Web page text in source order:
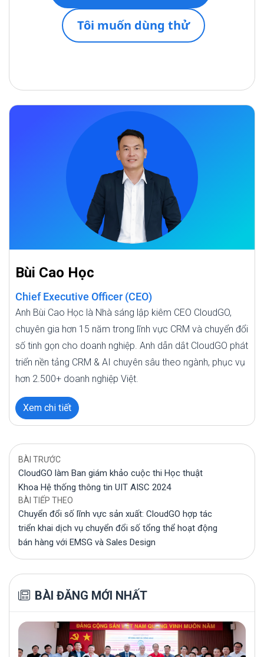
Tôi muốn dùng thử
Bùi Cao Học
Chief Executive Officer (CEO)
Anh Bùi Cao Học là Nhà sáng lập kiêm CEO CloudGO,
chuyên gia hơn 15 năm trong lĩnh vực CRM và chuyển đổi
số tinh gọn cho doanh nghiệp. Anh dẫn dắt CloudGO phát
triển nền tảng CRM & AI chuyên sâu theo ngành, phục vụ
hơn 2.500+ doanh nghiệp Việt.
Xem chi tiết
BÀI TRƯỚC
CloudGO làm Ban giám khảo cuộc thi Học thuật
Khoa Hệ thống thông tin UIT AISC 2024
BÀI TIẾP THEO
Chuyển đổi số lĩnh vực sản xuất: CloudGO hợp tác
triển khai dịch vụ chuyển đổi số tổng thể hoạt động
bán hàng với EMSG và Sales Design
BÀI ĐĂNG MỚI NHẤT